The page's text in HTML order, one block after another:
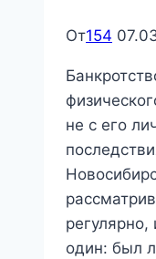
От154
не с его
один: был